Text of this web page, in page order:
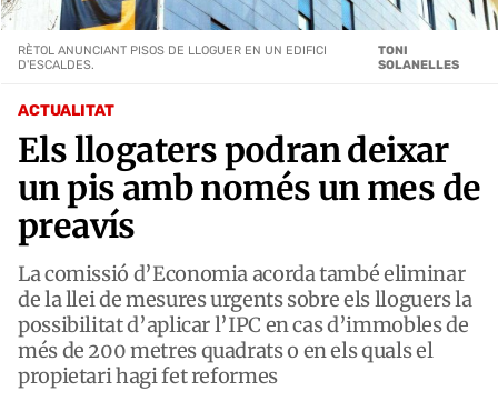
ACTUALITAT
Els llogaters podran deixar
un pis amb només un mes de
preavís
La comissió d’Economia acorda també eliminar
de la llei de mesures urgents sobre els lloguers la
possibilitat d’aplicar l’IPC en cas d’immobles de
més de 200 metres quadrats o en els quals el
propietari hagi fet reformes
RÈTOL ANUNCIANT PISOS DE LLOGUER EN UN EDIFICI
D'ESCALDES.
TONI
SOLANELLES